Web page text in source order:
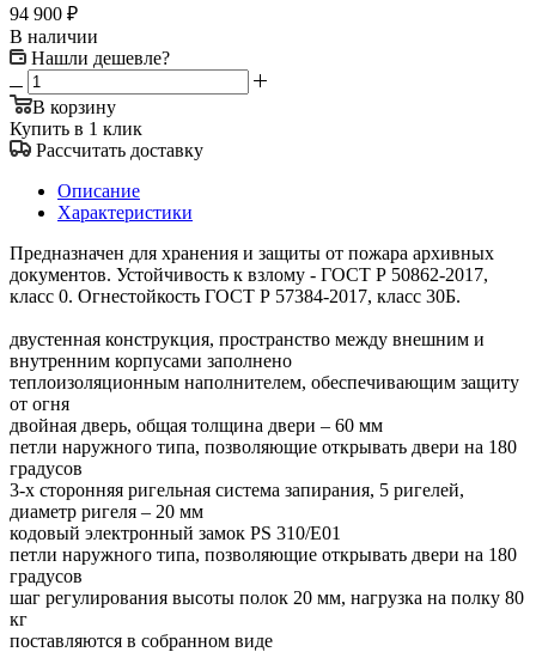
94 900 ₽
В наличии
Нашли дешевле?
В корзину
Купить в 1 клик
Рассчитать доставку
Описание
Характеристики
Предназначен для хранения и защиты от пожара архивных
документов. Устойчивость к взлому - ГОСТ Р 50862-2017,
класс 0. Огнестойкость ГОСТ Р 57384-2017, класс 30Б.
двустенная конструкция, пространство между внешним и
внутренним корпусами заполнено
теплоизоляционным наполнителем, обеспечивающим защиту
от огня
двойная дверь, общая толщина двери – 60 мм
петли наружного типа, позволяющие открывать двери на 180
градусов
3-х сторонняя ригельная система запирания, 5 ригелей,
диаметр ригеля – 20 мм
кодовый электронный замок PS 310/E01
петли наружного типа, позволяющие открывать двери на 180
градусов
шаг регулирования высоты полок 20 мм, нагрузка на полку 80
кг
поставляются в собранном виде